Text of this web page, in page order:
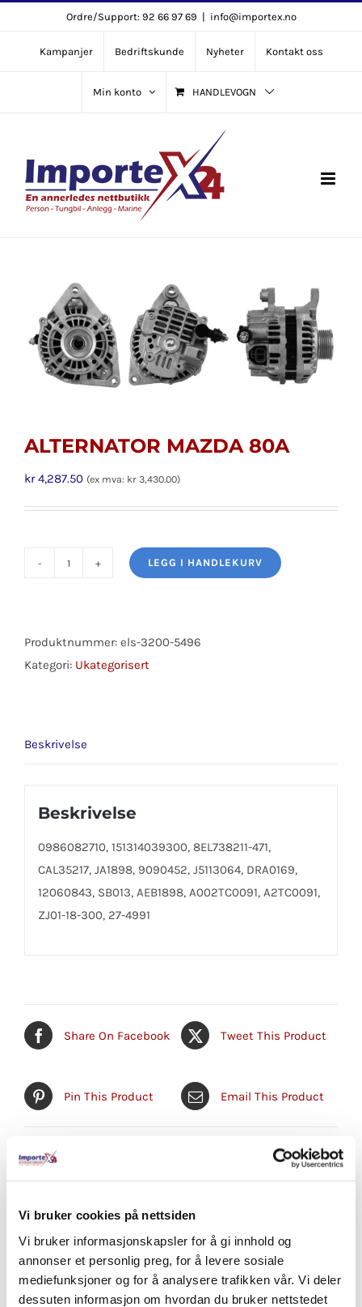
Vi bruker cookies på nettsiden
Vi bruker informasjonskapsler for å gi innhold og
annonser et personlig preg, for å levere sosiale
mediefunksjoner og for å analysere trafikken vår. Vi deler
dessuten informasjon om hvordan du bruker nettstedet
content
Ordre/Support: 92 66 97 69 | info@importex.no
Kampanjer Bedriftskunde Nyheter Kontakt oss
Min konto HANDLEVOGN
ALTERNATOR MAZDA 80A
kr4,287.50 (ex mva: kr 3,430.00)
ALTERNATOR
antall
LEGG I HANDLEKURV
Produktnummer: els-3200-5496
Kategori: Ukategorisert
Beskrivelse
Beskrivelse
0986082710, 151314039300, 8EL738211-471,
CAL35217, JA1898, 9090452, J5113064, DRA0169,
12060843, SB013, AEB1898, A002TC0091, A2TC0091,
ZJ01-18-300, 27-4991
Share On Facebook Tweet This Product
Pin This Product Email This Product
Relaterte produkter